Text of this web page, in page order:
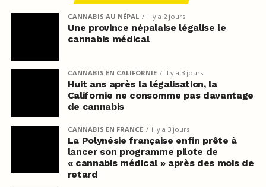
CANNABIS AU NÉPAL il y a 2 jours
Une province népalaise légalise le
cannabis médical
CANNABIS EN CALIFORNIE il y a 3 jours
Huit ans après la légalisation, la
Californie ne consomme pas davantage
de cannabis
CANNABIS EN FRANCE il y a 3 jours
La Polynésie française enfin prête à
lancer son programme pilote de
« cannabis médical » après des mois de
retard